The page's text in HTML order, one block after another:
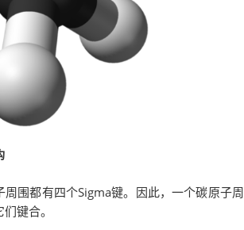
围都有四个Sigma键。因此，一个碳原子周
键合。